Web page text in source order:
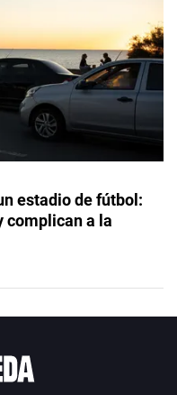
estadio de fútbol:
complican a la